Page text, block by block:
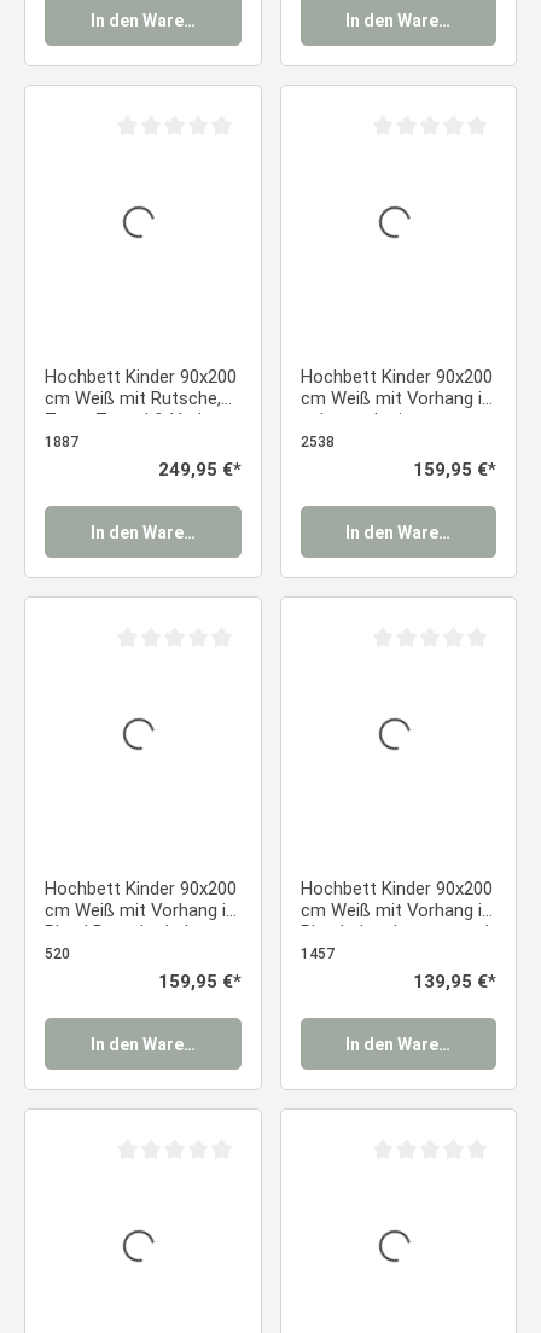
In den Warenkorb In den Warenkorb
Hochbett Kinder 90x200
cm Weiß mit Rutsche,
Turm, Tunnel & Vorhang
Sterne Grau
1887
Regulärer Preis:
249,95 €*
In den Warenkorb
Hochbett Kinder 90x200
cm Weiß mit Vorhang in
schwarz | mit
Lattenrost
2538
Regulärer Preis:
159,95 €*
In den Warenkorb
Hochbett Kinder 90x200
cm Weiß mit Vorhang in
Blau | Rutsche | ohne
Lattenrost | Jungen
520
Regulärer Preis:
159,95 €*
In den Warenkorb
Hochbett Kinder 90x200
cm Weiß mit Vorhang in
Blau | ohne Lattenrost |
für Jungen
1457
Regulärer Preis:
139,95 €*
In den Warenkorb